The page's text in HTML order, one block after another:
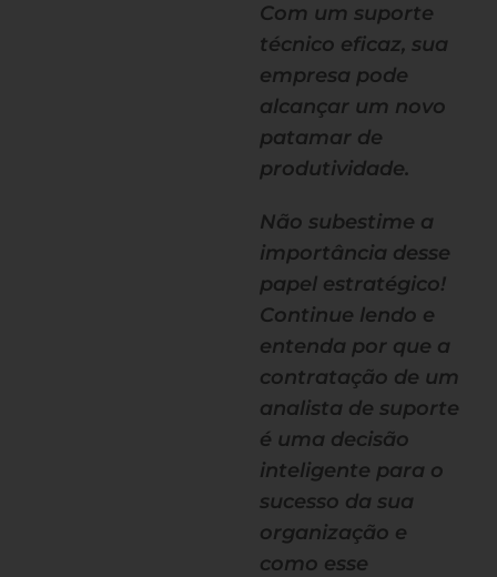
Com um suporte
técnico eficaz, sua
empresa pode
alcançar um novo
patamar de
produtividade.
Não subestime a
importância desse
papel estratégico!
Continue lendo e
entenda por que a
contratação de um
analista de suporte
é uma decisão
inteligente para o
sucesso da sua
organização e
como esse